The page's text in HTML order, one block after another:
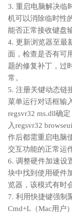
3. 重启电脑解决临
机可以消除临时性
能否正常接收键盘
4. 更新浏览器至最
面，检查是否有可
题的修复补丁，过
常。
5. 注册关键动态链
菜单运行对话框输
regsvr32 ms.dll确
入regsvr32
作后都需重启电脑
交互功能的正常运
6. 调整硬件加速设
块中找到使用硬件
览器，该模式有时
7. 利用快捷键强制
Cmd+L（Mac用户